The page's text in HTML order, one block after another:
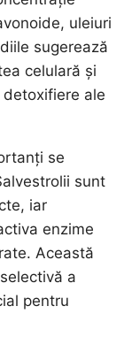
uleiuri
sugerează
celulară și
ale
se
sunt
iar
enzime
Această
a
pentru